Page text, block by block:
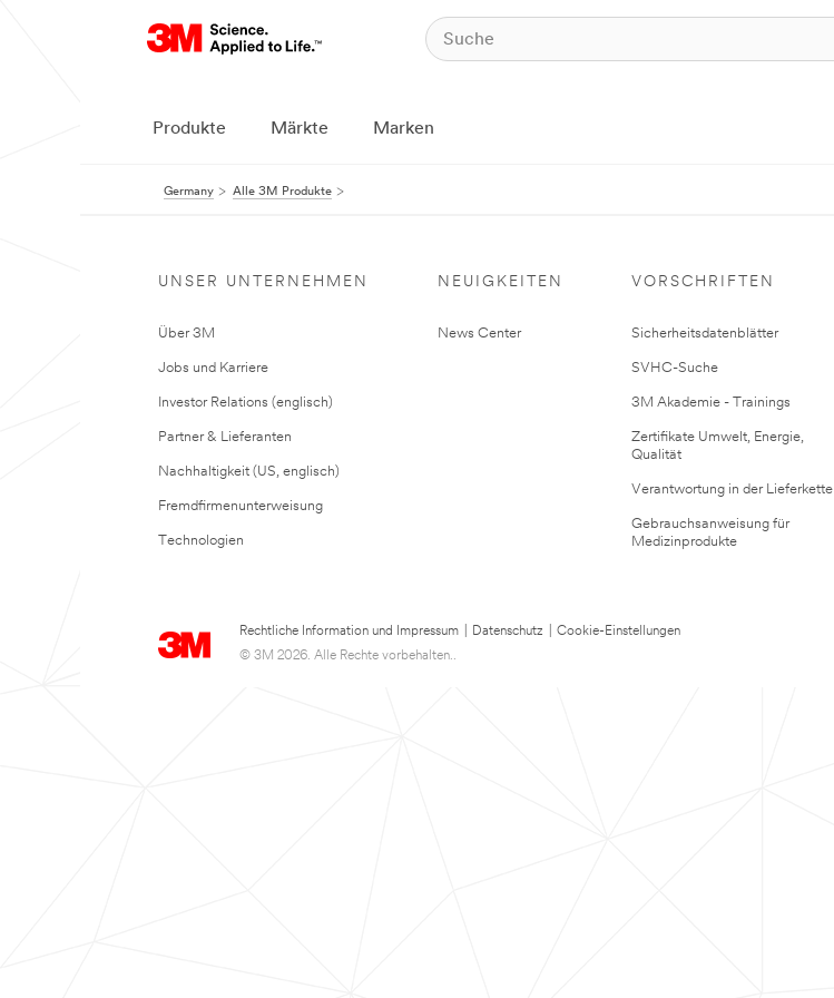
Produkte Märkte Marken
Germany Alle 3M Produkte
UNSER UNTERNEHMEN
Über 3M
Jobs und Karriere
Investor Relations (englisch)
Partner & Lieferanten
Nachhaltigkeit (US, englisch)
Fremdfirmenunterweisung
Technologien
NEUIGKEITEN
News Center
VORSCHRIFTEN
Sicherheitsdatenblätter
SVHC-Suche
3M Akademie - Trainings
Zertifikate Umwelt, Energie,
Qualität
Verantwortung in der Lieferkette
Gebrauchsanweisung für
Medizinprodukte
Rechtliche Information und Impressum Datenschutz
Cookie-Einstellungen
© 3M 2026. Alle Rechte vorbehalten..